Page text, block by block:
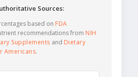
Sources:
based on FDA
recommendations from NIH
Supplements and Dietary
Americans.